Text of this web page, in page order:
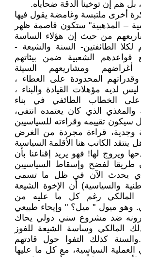
هم إن توخينا الدقة ضحاياه.
أخرى ملتبسة وغامضة يقول فيها
– المذهبية" ستكون قاصمة ظهر
من حيث إن هؤلاء الساسة
لكلا الطائفتين- السنة والشيعة -
قواعدهم الشعبية ضمن بيئاتهم
أغراضهم ومشاريعهم السيئة
وقدراتهم المحدودة على العطاء ،
مؤهلات القيادة والبناء ،
الخطاب الطائفي في بناء
والمغذي الذي كان يعتمده انتفى،
سيكون تقييمه وقراءته للسياسيين
وجدية، قراءة مجردة من الغرض
ينتقد الكاتب هنا الأقلمة السياسية
ويروج لها! فهو يريد إقناعنا بأن
طريقا لفضح وإسقاط السياسيين
يحدث الآن في ظل ما تسمى
والسياسية) أن الإخوة الشيعة
المالكي رغم كل ما عليه من
وهو ميول " ميل؟ " وإيحاء طبيعي
ضد مشروع سني دولي يحاك
المالكي وساسة الشيعة للفوز
كذلك التفوا حول قادتهم
السياسية، مع كل ما عليها